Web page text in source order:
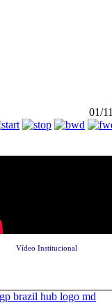
01/11
Vídeo Institucional